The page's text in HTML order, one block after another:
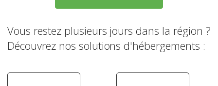
Vous restez plusieurs jours dans la région ?
Découvrez nos solutions d'hébergements :